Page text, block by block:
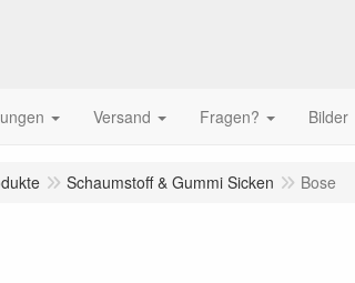
Versand Fragen? Bilder
Schaumstoff & Gummi Sicken Bose